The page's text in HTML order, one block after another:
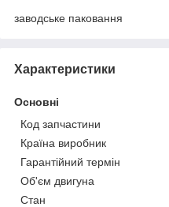
заводське паковання
Характеристики
Основні
Код запчастини
Країна виробник
Гарантійний термін
Об'єм двигуна
Стан